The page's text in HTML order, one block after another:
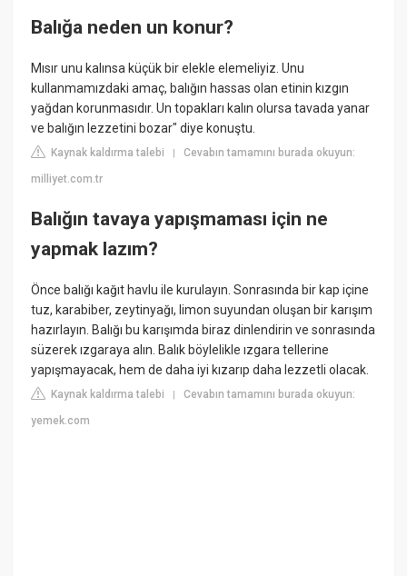
Balığa neden un konur?
Mısır unu kalınsa küçük bir elekle elemeliyiz. Unu
kullanmamızdaki amaç, balığın hassas olan etinin kızgın
yağdan korunmasıdır. Un topakları kalın olursa tavada yanar
ve balığın lezzetini bozar" diye konuştu.
Kaynak kaldırma talebi |Cevabın tamamını burada okuyun:
milliyet.com.tr
Balığın tavaya yapışmaması için ne
yapmak lazım?
Önce balığı kağıt havlu ile kurulayın. Sonrasında bir kap içine
tuz, karabiber, zeytinyağı, limon suyundan oluşan bir karışım
hazırlayın. Balığı bu karışımda biraz dinlendirin ve sonrasında
süzerek ızgaraya alın. Balık böylelikle ızgara tellerine
yapışmayacak, hem de daha iyi kızarıp daha lezzetli olacak.
Kaynak kaldırma talebi |Cevabın tamamını burada okuyun:
yemek.com